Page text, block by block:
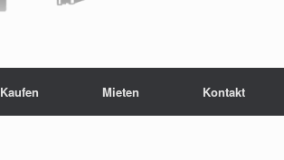
Kaufen Mieten Kontakt